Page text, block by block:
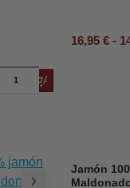
Añadir al carrito
16,95 € -
Jamón